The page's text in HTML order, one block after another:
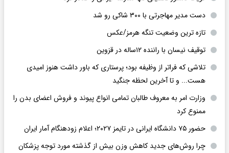
دست مدیر مهاجرتی با ۳۰۰ شاکی رو شد
تازه ترین وضعیت تنگه هرمز/عکس
توقیف نیسان با راننده ۱۲ساله در قزوین
تلاشی که فراتر از وظیفه بود؛ پرستاری که باور داشت هنوز امیدی
هست... و تا آخرین لحظه جنگید
وزارت امر به معروف طالبان تمامی انواع پیوند و فروش اعضای بدن را
ممنوع کرد
حضور ۷۵ دانشگاه ایرانی در تایمز ۲۰۲۷؛ اعلام زودهنگام آمار ایران
چرا روش‌های جدید کاهش وزن بیش از گذشته مورد توجه پزشکان